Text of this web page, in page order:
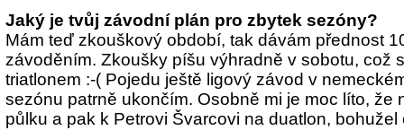
Jaký je tvůj závodní plán pro zbytek sezóny?
Mám teď zkouškový období, tak dávám přednost
závoděním. Zkoušky píšu výhradně v sobotu, což
triatlonem :-( Pojedu ještě ligový závod v
sezónu patrně ukončím. Osobně mi je moc líto, že
půlku a pak k Petrovi Švarcovi na duatlon, bohužel